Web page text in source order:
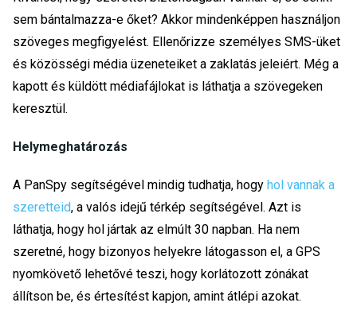
sem bántalmazza-e őket? Akkor mindenképpen használjon
szöveges megfigyelést. Ellenőrizze személyes SMS-üket
és közösségi média üzeneteiket a zaklatás jeleiért. Még a
kapott és küldött médiafájlokat is láthatja a szövegeken
keresztül.
Helymeghatározás
A PanSpy segítségével mindig tudhatja, hogy hol vannak a
szeretteid, a valós idejű térkép segítségével. Azt is
láthatja, hogy hol jártak az elmúlt 30 napban. Ha nem
szeretné, hogy bizonyos helyekre látogasson el, a GPS
nyomkövető lehetővé teszi, hogy korlátozott zónákat
állítson be, és értesítést kapjon, amint átlépi azokat.